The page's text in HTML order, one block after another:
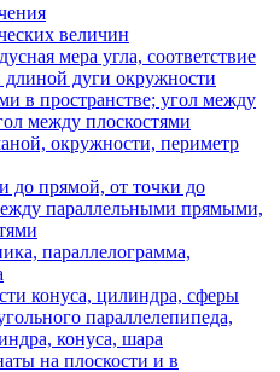
величин
мера угла, соответствие
дуги окружности
в пространстве; угол между
между плоскостями
окружности, периметр
до прямой, от точки до
параллельными прямыми,
параллелограмма,
конуса, цилиндра, сферы
параллелепипеда,
конуса, шара
на плоскости и в